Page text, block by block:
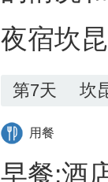
夜宿坎昆
第7天 坎
用餐
早餐:酒